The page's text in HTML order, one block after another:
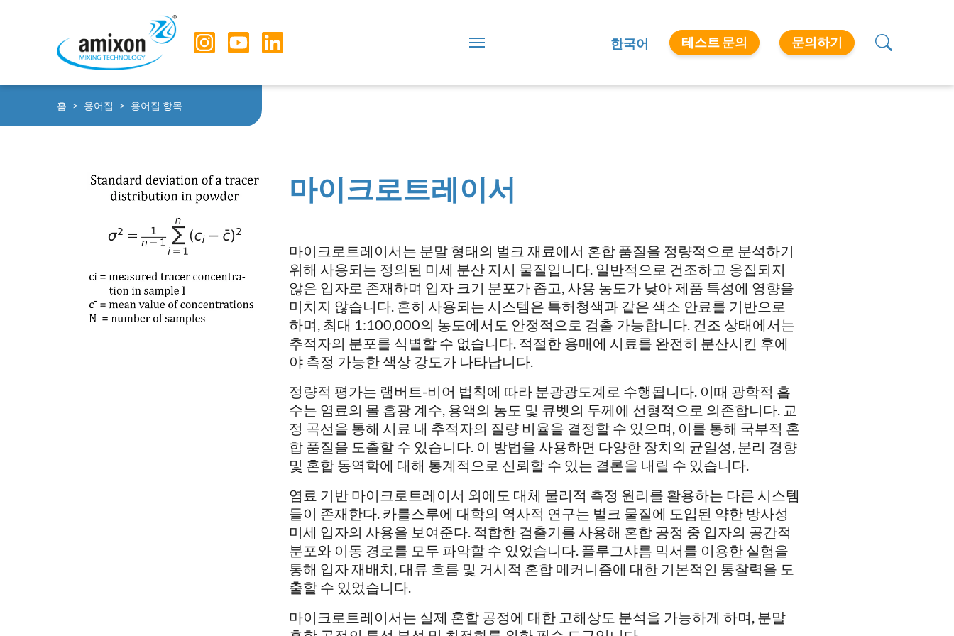
한국어 테스트 문의 문의하기
You are here:
홈 용어집 용어집 항목
마이크로트레이서
마이크로트레이서는 분말 형태의 벌크 재료에서 혼합 품질을 정량적으로 분석하기
위해 사용되는 정의된 미세 분산 지시 물질입니다. 일반적으로 건조하고 응집되지
않은 입자로 존재하며 입자 크기 분포가 좁고, 사용 농도가 낮아 제품 특성에 영향을
미치지 않습니다. 흔히 사용되는 시스템은 특허청색과 같은 색소 안료를 기반으로
하며, 최대 1:100,000의 농도에서도 안정적으로 검출 가능합니다. 건조 상태에서는
추적자의 분포를 식별할 수 없습니다. 적절한 용매에 시료를 완전히 분산시킨 후에
야 측정 가능한 색상 강도가 나타납니다.
정량적 평가는 램버트-비어 법칙에 따라 분광광도계로 수행됩니다. 이때 광학적 흡
수는 염료의 몰 흡광 계수, 용액의 농도 및 큐벳의 두께에 선형적으로 의존합니다. 교
정 곡선을 통해 시료 내 추적자의 질량 비율을 결정할 수 있으며, 이를 통해 국부적 혼
합 품질을 도출할 수 있습니다. 이 방법을 사용하면 다양한 장치의 균일성, 분리 경향
및 혼합 동역학에 대해 통계적으로 신뢰할 수 있는 결론을 내릴 수 있습니다.
염료 기반 마이크로트레이서 외에도 대체 물리적 측정 원리를 활용하는 다른 시스템
들이 존재한다. 카를스루에 대학의 역사적 연구는 벌크 물질에 도입된 약한 방사성
미세 입자의 사용을 보여준다. 적합한 검출기를 사용해 혼합 공정 중 입자의 공간적
분포와 이동 경로를 모두 파악할 수 있었습니다. 플루그샤름 믹서를 이용한 실험을
통해 입자 재배치, 대류 흐름 및 거시적 혼합 메커니즘에 대한 기본적인 통찰력을 도
출할 수 있었습니다.
마이크로트레이서는 실제 혼합 공정에 대한 고해상도 분석을 가능하게 하며, 분말